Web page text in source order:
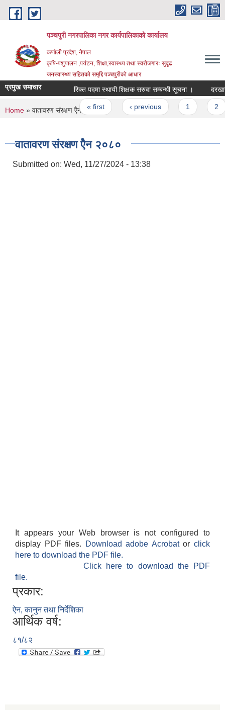
Skip to main content
पञ्चपुरी नगरपालिका नगर कार्यपालिकाको कार्यालय
कर्णाली प्रदेश, नेपाल
कृषि-पशुपालन ,पर्यटन, शिक्षा,स्वास्थ्य तथा स्वरोजगारः सुदृढ
जनस्वास्थ्य सहितको समृद्दि पञ्चपुरीको आधार
प्रमुख समाचार रिक्त पदमा स्थायी शिक्षक सरुवा सम्बन्धी सूचना । दरखास्त
Pages
« first ‹ previous
You are here
Home » वातावरण संरक्षण ऐैन २०८०
वातावरण संरक्षण ऐैन २०८०
Submitted on: Wed, 11/27/2024 - 13:38
It appears your Web browser is not configured to
display PDF files.
Download adobe Acrobatorclick
here to download the PDF file.
Click here to download the PDF
file.
प्रकार:
ऐन, कानुन तथा निर्देशिका
आर्थिक वर्ष:
८१/८२